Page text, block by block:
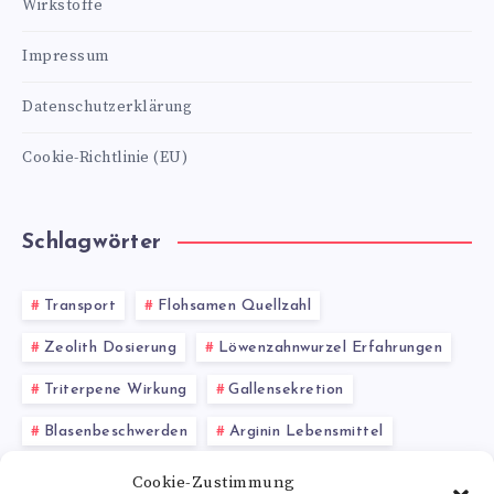
Cookie-Zustimmung
Wirkstoffe
Impressum
Datenschutzerklärung
Cookie-Richtlinie (EU)
Schlagwörter
Transport Flohsamen Quellzahl
Zeolith Dosierung Löwenzahnwurzel Erfahrungen
Triterpene Wirkung Gallensekretion
Blasenbeschwerden Arginin Lebensmittel
Yacon Produkte